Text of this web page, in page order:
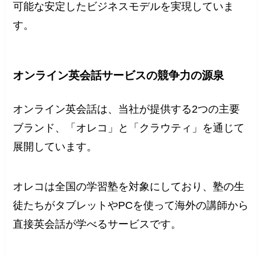
可能な安定したビジネスモデルを実現していま
す。
オンライン英会話サービスの競争力の源泉
オンライン英会話は、当社が提供する2つの主要
ブランド、「オレコ」と「クラウティ」を通じて
展開しています。
オレコは全国の学習塾を対象にしており、塾の生
徒たちがタブレットやPCを使って海外の講師から
直接英会話が学べるサービスです。